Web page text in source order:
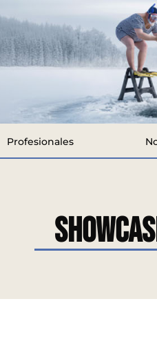
Profesionales